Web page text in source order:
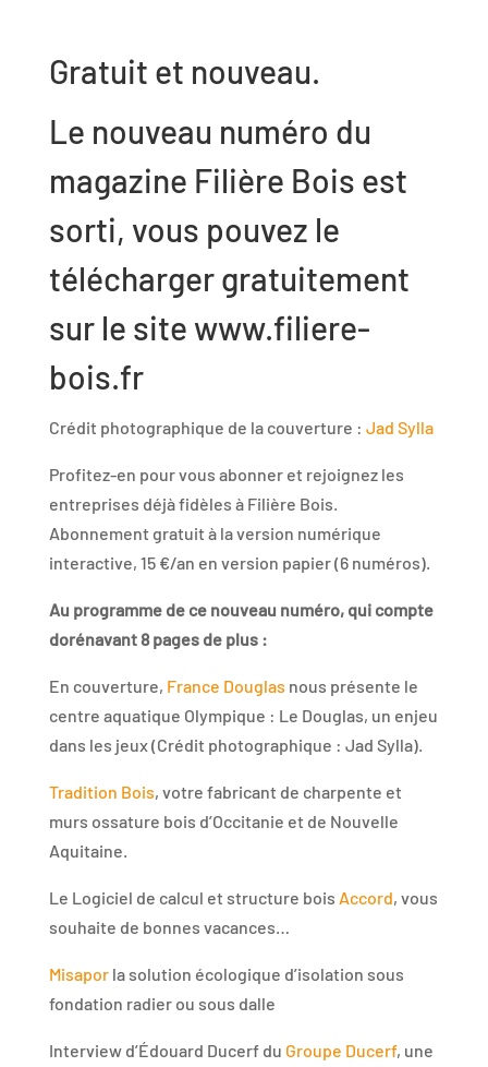
Gratuit et nouveau.
Le nouveau numéro du
magazine Filière Bois est
sorti, vous pouvez le
télécharger gratuitement
sur le site www.filiere-
bois.fr
Crédit photographique de la couverture : Jad Sylla
Profitez-en pour vous abonner et rejoignez les
entreprises déjà fidèles à Filière Bois.
Abonnement gratuit à la version numérique
interactive, 15 €/an en version papier (6 numéros).
Au programme de ce nouveau numéro, qui compte
dorénavant 8 pages de plus :
En couverture, France Douglas nous présente le
centre aquatique Olympique : Le Douglas, un enjeu
dans les jeux (Crédit photographique : Jad Sylla).
Tradition Bois, votre fabricant de charpente et
murs ossature bois d’Occitanie et de Nouvelle
Aquitaine.
Le Logiciel de calcul et structure bois Accord, vous
souhaite de bonnes vacances…
Misaporla solution écologique d’isolation sous
fondation radier ou sous dalle
Interview d’Édouard Ducerf du Groupe Ducerf, une